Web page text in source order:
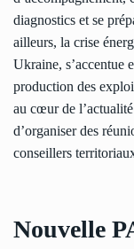
diagnostics et se
ailleurs, la crise
Ukraine, s’accentue
production des
au cœur de
d’organiser des
conseillers
Nouvelle